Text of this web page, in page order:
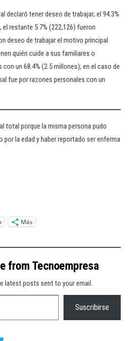
declaró tener deseo de trabajar; el 94.3%
restante 5.7% (222,126) fueron
deseo de trabajar el motivo principal
quién cuide a sus familiares o
un 68.4% (2.5 millones); en el caso de
fue por razones personales con un
total porque la misma persona pudo
por la edad y haber reportado ser enferma
Más
from Tecnoempresa
latest posts sent to your email.
Suscribirse